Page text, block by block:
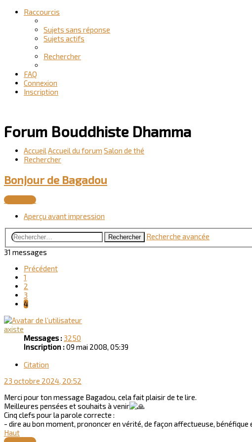
Raccourcis
Sujets sans réponse
Sujets actifs
Rechercher
FAQ
Connexion
Inscription
Forum Bouddhiste Dhamma
AccueilAccueil du forum Salon de thé
Rechercher
Bonjour de Bagadou
Répondre
Aperçu avant impression
Rechercher
Recherche avancée
31 messages
Précédent
1
2
3
4
axiste
Messages : 3250
Inscription :09 mai 2008, 05:39
Citation
23 octobre 2024, 20:52
Merci pour ton message Bagadou, cela fait plaisir de te lire.
Meilleures pensées et souhaits à venir
Cinq clefs pour la parole correcte :
- dire au bon moment, prononcer en vérité, de façon affectueuse, bénéfique
Haut